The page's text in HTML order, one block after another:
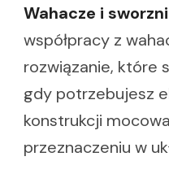
Wahacze i
współpracy z
rozwiązanie, które
gdy potrzebujesz
konstrukcji
przeznaczeniu w